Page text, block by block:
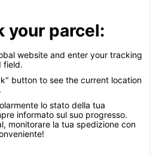
your parcel:
website and enter your tracking
field.
button to see the current location
lo stato della tua
informato sul suo progresso.
monitorare la tua spedizione con